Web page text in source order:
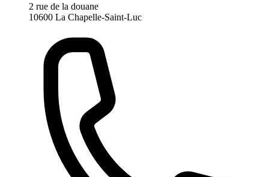
2 rue de la douane
10600 La Chapelle-Saint-Luc